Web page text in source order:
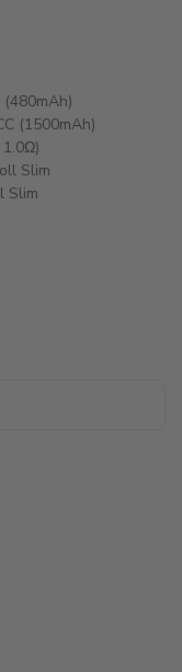
(1500mAh)
Slim
Slim